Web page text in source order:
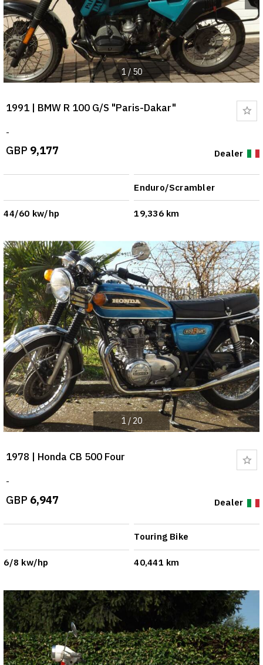
1 / 50
1991 | BMW R 100 G/S "Paris-Dakar"
-
GBP 9,177 Dealer
Enduro/Scrambler
44/60 kw/hp 19,336 km
1 / 20
1978 | Honda CB 500 Four
-
GBP 6,947 Dealer
Touring Bike
6/8 kw/hp 40,441 km